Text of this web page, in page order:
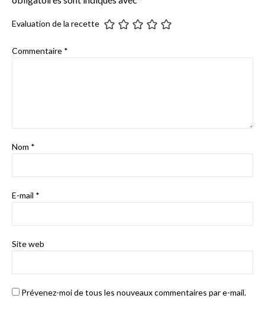
Evaluation de la recette
Commentaire *
Nom *
E-mail *
Site web
Prévenez-moi de tous les nouveaux commentaires par e-mail.